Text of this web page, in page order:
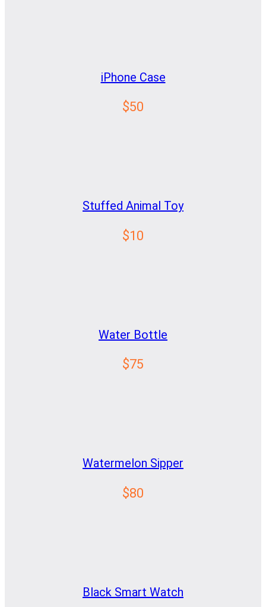
iPhone Case
$50
Stuffed Animal Toy
$10
Water Bottle
$75
Watermelon Sipper
$80
Black Smart Watch